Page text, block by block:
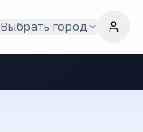
Выбрать город